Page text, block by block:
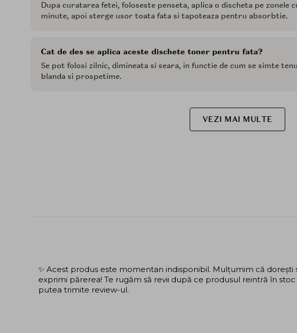
Dupa curatarea fetei, foloseste penseta, aplica o discheta pe zonele
minute, apoi sterge usor toata fata si tapoteaza pentru absorbtie.
Cat de des se aplica aceste dischete toner pentru fata?
Se pot folosi zilnic, dimineata si seara, in functie de cum se simte
blanda si prospetime.
VEZI MAI MULTE
✨ Acest produs este momentan indisponibil. Mulțumim că dorești
exprimi părerea! Te rugăm să revii după ce produsul reintră în
putea trimite review-ul.